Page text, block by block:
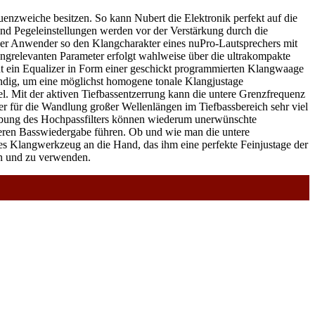
besitzen. So kann Nubert die Elektronik perfekt auf die
Pegeleinstellungen werden vor der Verstärkung durch die
Anwender so den Klangcharakter eines nuPro-Lautsprechers mit
Parameter erfolgt wahlweise über die ultrakompakte
ein Equalizer in Form einer geschickt programmierten Klangwaage
um eine möglichst homogene tonale Klangjustage
Mit der aktiven Tiefbassentzerrung kann die untere Grenzfrequenz
für die Wandlung großer Wellenlängen im Tiefbassbereich sehr viel
des Hochpassfilters können wiederum unerwünschte
Basswiedergabe führen. Ob und wie man die untere
Klangwerkzeug an die Hand, das ihm eine perfekte Feinjustage der
und zu verwenden.